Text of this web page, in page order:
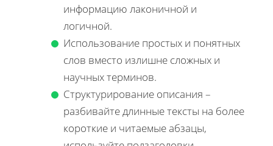
информацию лаконичной и
логичной.
Использование простых и понятных
слов вместо излишне сложных и
научных терминов.
Структурирование описания –
разбивайте длинные тексты на более
короткие и читаемые абзацы,